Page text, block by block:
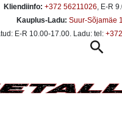
Kliendiinfo: +372 56211026, E-R
Kauplus-Ladu: Suur-Sõjamäe
E-R 10.00-17.00. Ladu: tel: